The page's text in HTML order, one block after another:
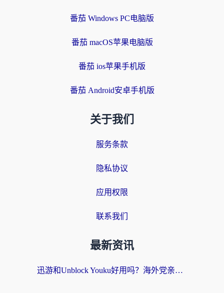
番茄 Windows PC电脑版
番茄 macOS苹果电脑版
番茄 ios苹果手机版
番茄 Android安卓手机版
关于我们
服务条款
隐私协议
应用权限
联系我们
最新资讯
迅游和Unblock Youku好用吗？海外党亲测：3个维度教你选对回国加速器